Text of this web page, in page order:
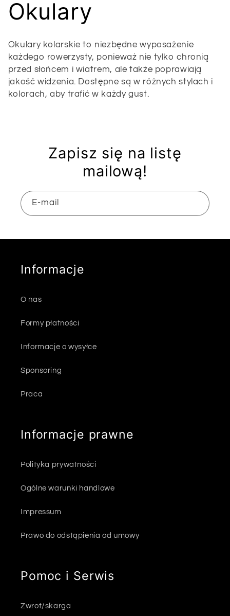
K
o
l
e
a
Okulary
Okulary kolarskie to niezbędne wyposażenie
każdego rowerzysty, ponieważ nie tylko chronią
przed słońcem i wiatrem, ale także poprawiają
jakość widzenia. Dostępne są w różnych stylach i
kolorach, aby trafić w każdy gust.
Zapisz się na listę
mailową!
E-mail
Informacje
O nas
Formy płatności
Informacje o wysyłce
Sponsoring
Praca
Informacje prawne
Polityka prywatności
Ogólne warunki handlowe
Impressum
Prawo do odstąpienia od umowy
Pomoc i Serwis
Zwrot/skarga